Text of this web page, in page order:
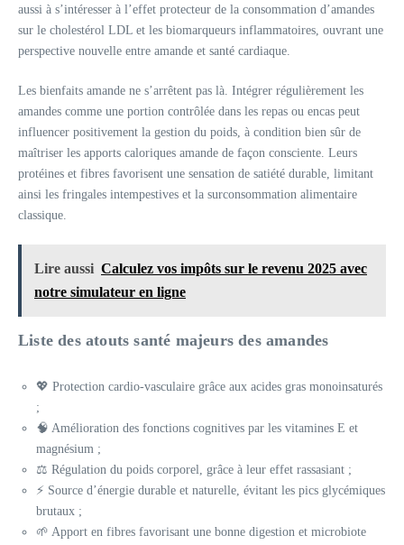
aussi à s’intéresser à l’effet protecteur de la consommation d’amandes
sur le cholestérol LDL et les biomarqueurs inflammatoires, ouvrant une
perspective nouvelle entre amande et santé cardiaque.
Les bienfaits amande ne s’arrêtent pas là. Intégrer régulièrement les
amandes comme une portion contrôlée dans les repas ou encas peut
influencer positivement la gestion du poids, à condition bien sûr de
maîtriser les apports caloriques amande de façon consciente. Leurs
protéines et fibres favorisent une sensation de satiété durable, limitant
ainsi les fringales intempestives et la surconsommation alimentaire
classique.
Lire aussi Calculez vos impôts sur le revenu 2025 avec
notre simulateur en ligne
Liste des atouts santé majeurs des amandes
💖 Protection cardio-vasculaire grâce aux acides gras monoinsaturés
;
🧠 Amélioration des fonctions cognitives par les vitamines E et
magnésium ;
⚖ Régulation du poids corporel, grâce à leur effet rassasiant ;
⚡ Source d’énergie durable et naturelle, évitant les pics glycémiques
brutaux ;
🌱 Apport en fibres favorisant une bonne digestion et microbiote